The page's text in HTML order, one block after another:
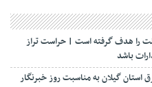
را هدف گرفته است | حراست تراز
باشد
استان گیلان به مناسبت روز خبرنگار